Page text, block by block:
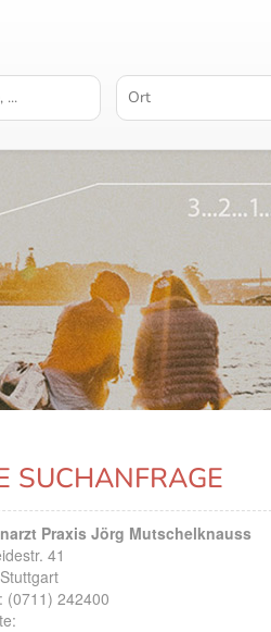
SUCHANFRAGE
Praxis Jörg Mutschelknauss
41
Stuttgart
(0711) 242400